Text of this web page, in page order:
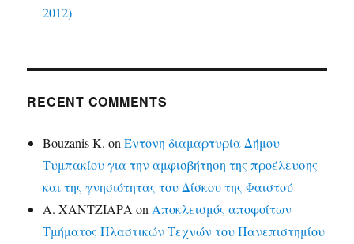
2012)
RECENT COMMENTS
Bouzanis K. onΈντονη διαμαρτυρία Δήμου
Τυμπακίου για την αμφισβήτηση της προέλευσης
και της γνησιότητας του Δίσκου της Φαιστού
Α. ΧΑΝΤΖΙΑΡΑ on Αποκλεισμός αποφοίτων
Τμήματος Πλαστικών Τεχνών του Πανεπιστημίου